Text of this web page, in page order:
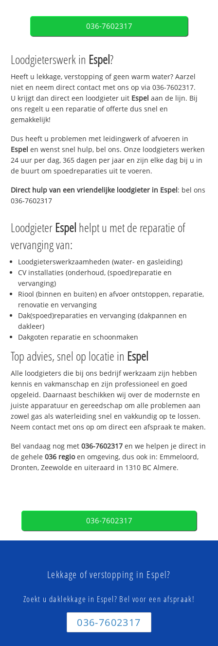
036-7602317
Loodgieterswerk in Espel?
Heeft u lekkage, verstopping of geen warm water? Aarzel
niet en neem direct contact met ons op via 036-7602317.
U krijgt dan direct een loodgieter uit Espel aan de lijn. Bij
ons regelt u een reparatie of offerte dus snel en
gemakkelijk!
Dus heeft u problemen met leidingwerk of afvoeren in
Espel en wenst snel hulp, bel ons. Onze loodgieters werken
24 uur per dag, 365 dagen per jaar en zijn elke dag bij u in
de buurt om spoedreparaties uit te voeren.
Direct hulp van een vriendelijke loodgieter in Espel: bel ons
036-7602317
Loodgieter Espel helpt u met de reparatie of
vervanging van:
Loodgieterswerkzaamheden (water- en gasleiding)
CV installaties (onderhoud, (spoed)reparatie en
vervanging)
Riool (binnen en buiten) en afvoer ontstoppen, reparatie,
renovatie en vervanging
Dak(spoed)reparaties en vervanging (dakpannen en
dakleer)
Dakgoten reparatie en schoonmaken
Top advies, snel op locatie in Espel
Alle loodgieters die bij ons bedrijf werkzaam zijn hebben
kennis en vakmanschap en zijn professioneel en goed
opgeleid. Daarnaast beschikken wij over de modernste en
juiste apparatuur en gereedschap om alle problemen aan
zowel gas als waterleiding snel en vakkundig op te lossen.
Neem contact met ons op om direct een afspraak te maken.
Bel vandaag nog met036-7602317 en we helpen je direct in
de gehele036 regioen omgeving, dus ook in: Emmeloord,
Dronten, Zeewolde en uiteraard in 1310 BC Almere.
036-7602317
Lekkage of verstopping in Espel?
Zoekt u daklekkage in Espel? Bel voor een afspraak!
036-7602317